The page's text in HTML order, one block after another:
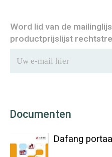
Word lid van de
productprijslijst
Documenten
Dafang